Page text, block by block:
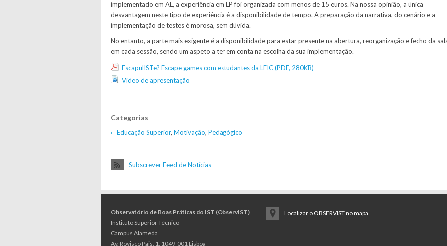
implementado em AL, a experiência em LP foi organizada com menos de 15 euros. Na nossa opinião, a única
desvantagem neste tipo de experiência é a disponibilidade de tempo. A preparação da narrativa, do cenário e a
implementação de testes é morosa, sem dúvida.
No entanto, a parte mais exigente é a disponibilidade para estar presente na abertura, reorganização e fecho da
em cada sessão, sendo um aspeto a ter em conta na escolha da sua implementação.
EscapulISTe? Escape games com estudantes da LEIC (PDF, 280KB)
Vídeo de apresentação
Categorias
Educação Superior, Motivação, Pedagógico
Subscrever Feed de Notícias
Observatório de Boas Práticas do IST (ObservIST)
Instituto Superior Técnico
Campus Alameda
Av. Rovisco Pais, 1, 1049-001 Lisboa
Localizar o OBSERVIST no mapa